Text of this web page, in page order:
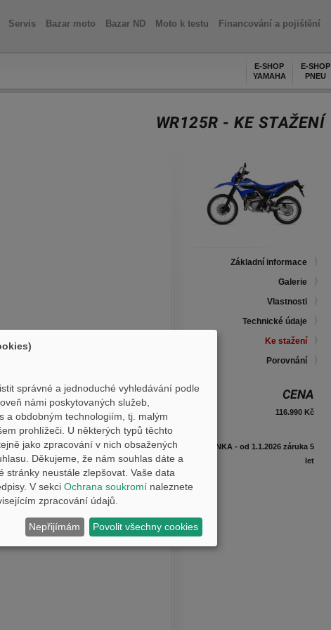
Servis Bazar moto Bazar ND Moto k testu Financování a pojištění
E-SHOP
YAMAHA
E-SHOP
PNEU
WR125R - KE STAŽENÍ
Základní informace
Galerie
Vlastnosti
Technické údaje
Ke stažení
Porovnání
CENA
116.990 Kč
NOVINKA - od 1.1.2026 záruka 5
let
správné a jednoduché vyhledávání podle
námi poskytovaných služeb,
a obdobným technologiím, tj. malým
prohlížeči. U některých typů těchto
jako zpracování v nich obsažených
Děkujeme, že nám souhlas dáte a
stránky neustále zlepšovat. Vaše data
V sekci Ochrana soukromí naleznete
zpracování údajů.
Nepřijímám Povolit všechny cookies